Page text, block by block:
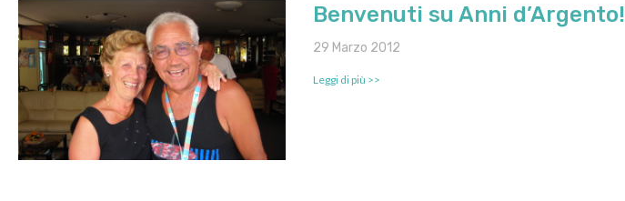
Benvenuti su Anni d’Argento!
29 Marzo 2012
Leggi di più >>